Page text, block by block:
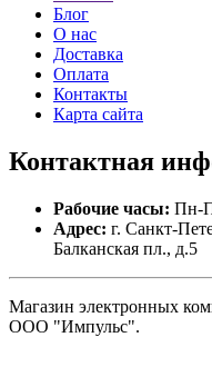
Блог
О нас
Доставка
Оплата
Контакты
Карта сайта
Контактная
Рабочие часы: Пн-
Адрес: г. Санкт-
Балканская пл., д.5
Магазин электронных
ООО "Импульс".